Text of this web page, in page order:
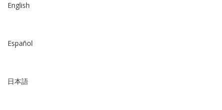
English
Español
日本語